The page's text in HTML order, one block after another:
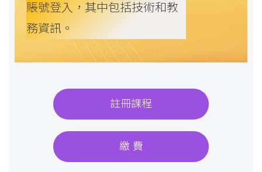
賬號登入，其中包括技術和教
務資訊。
註冊課程
繳 費